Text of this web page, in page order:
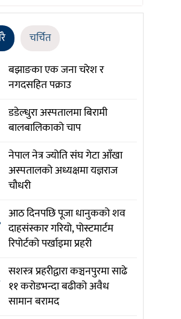
चर्चित
बझाङका एक जना चरेश र
नगदसहित पक्राउ
डडेल्धुरा अस्पतालमा बिरामी
बालबालिकाको चाप
नेपाल नेत्र ज्योति संघ गेटा आँखा
अस्पतालको अध्यक्षमा यज्ञराज
चौधरी
आठ दिनपछि पूजा धानुकको शव
दाहसंस्कार गरियो, पोस्टमार्टम
रिपोर्टको पर्खाइमा प्रहरी
सशस्त्र प्रहरीद्वारा कञ्चनपुरमा साढे
११ करोडभन्दा बढीको अवैध
सामान बरामद